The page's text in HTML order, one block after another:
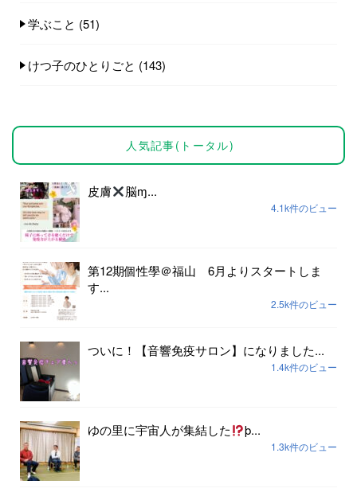
学ぶこと (51)
けつ子のひとりごと (143)
人気記事(トータル)
皮膚 脳ɱ...
4.1k件のビュー
第12期個性學＠福山 6月よりスタートしま
す...
2.5k件のビュー
ついに！【音響免疫サロン】になりました...
1.4k件のビュー
ゆの里に宇宙人が集結した þ...
1.3k件のビュー